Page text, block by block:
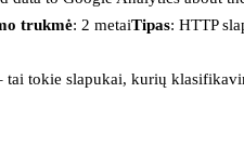
trukmė: 2 metaiTipas: HTTP
tokie slapukai, kurių